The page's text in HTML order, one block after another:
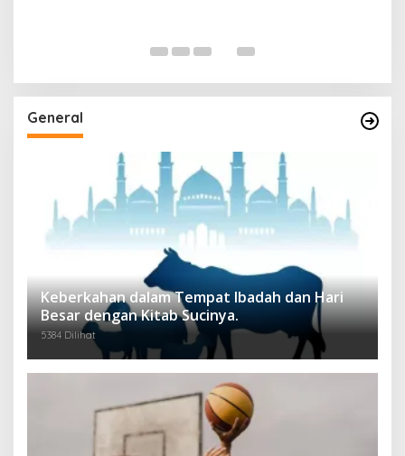
General
Keberkahan dalam Tempat Ibadah dan Hari
Besar dengan Kitab Sucinya.
5384 Dilihat